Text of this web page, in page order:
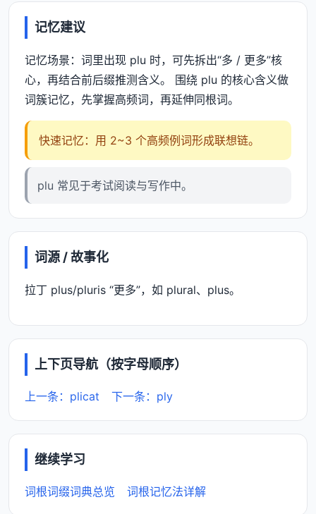
记忆建议
记忆场景：词里出现 plu 时，可先拆出“多 / 更多”核
心，再结合前后缀推测含义。 围绕 plu 的核心含义做
词簇记忆，先掌握高频词，再延伸同根词。
快速记忆：用 2~3 个高频例词形成联想链。
plu 常见于考试阅读与写作中。
词源 / 故事化
拉丁 plus/pluris “更多”，如 plural、plus。
上下页导航（按字母顺序）
上一条：plicat 下一条：ply
继续学习
词根词缀词典总览 词根记忆法详解